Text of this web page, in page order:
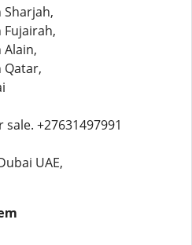
Fujairah,
Qatar,
+27631497991
UAE,